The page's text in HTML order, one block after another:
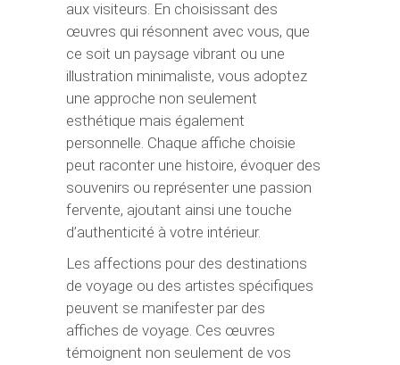
aux visiteurs. En choisissant des
œuvres qui résonnent avec vous, que
ce soit un paysage vibrant ou une
illustration minimaliste, vous adoptez
une approche non seulement
esthétique mais également
personnelle. Chaque affiche choisie
peut raconter une histoire, évoquer des
souvenirs ou représenter une passion
fervente, ajoutant ainsi une touche
d’authenticité à votre intérieur.
Les affections pour des destinations
de voyage ou des artistes spécifiques
peuvent se manifester par des
affiches de voyage. Ces œuvres
témoignent non seulement de vos